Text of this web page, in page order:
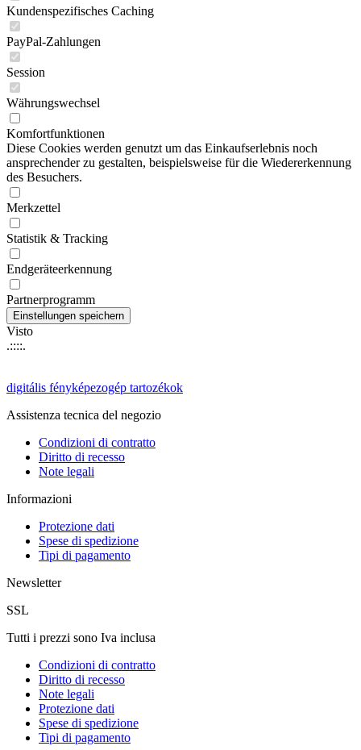
Kundenspezifisches Caching
PayPal-Zahlungen
Session
Währungswechsel
Komfortfunktionen
Diese Cookies werden genutzt um das Einkaufserlebnis noch
ansprechender zu gestalten, beispielsweise für die Wiedererkennung
des Besuchers.
Merkzettel
Statistik & Tracking
Endgeräteerkennung
Partnerprogramm
Visto
.::::.
digitális fényképezogép tartozékok
Assistenza tecnica del negozio
Condizioni di contratto
Diritto di recesso
Note legali
Informazioni
Protezione dati
Spese di spedizione
Tipi di pagamento
Newsletter
SSL
Tutti i prezzi sono Iva inclusa
Condizioni di contratto
Diritto di recesso
Note legali
Protezione dati
Spese di spedizione
Tipi di pagamento